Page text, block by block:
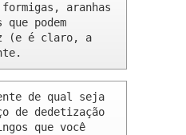
aranhas
podem
(e é claro, a
de qual seja
de dedetização
que você